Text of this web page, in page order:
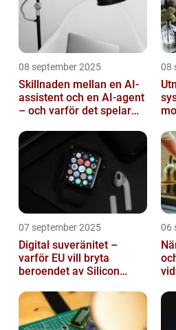
08 september 2025
Skillnaden mellan en AI-
assistent och en AI-agent
– och varför det spelar
08
07 september 2025
Digital suveränitet –
varför EU vill bryta
beroendet av Silicon
06